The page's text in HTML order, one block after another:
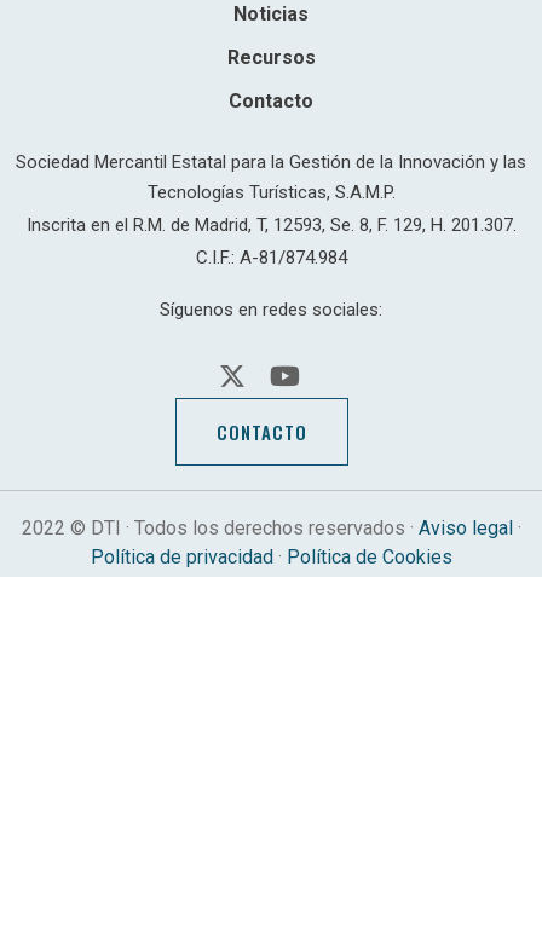
Noticias
Recursos
Contacto
Sociedad Mercantil Estatal para la Gestión de la Innovación y las
Tecnologías Turísticas, S.A.M.P.
Inscrita en el R.M. de Madrid, T, 12593, Se. 8, F. 129, H. 201.307.
C.I.F.: A-81/874.984
Síguenos en redes sociales:
CONTACTO
2022 © DTI · Todos los derechos reservados · Aviso legal·
Política de privacidad· Política de Cookies